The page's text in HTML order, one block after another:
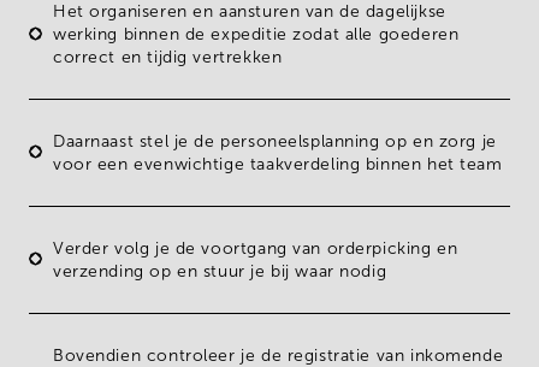
Hetorganiseren en aansturen van de dagelijkse
werking binnen deexpeditiezodat alle goederen
correct en tijdig vertrekken
Daarnaast stel je de personeelsplanningop en zorg je
voor een evenwichtige taakverdeling binnen het team
Verder volg je de voortgang van orderpicking en
verzending op en stuur je bij waar nodig
Bovendien controleer je de registratie van inkomende